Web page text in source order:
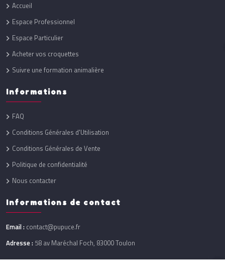
Accueil
Espace Professionnel
Espace Particulier
Acheter vos croquettes
Suivre une formation animalière
Informations
FAQ
Conditions Générales d'Utilisation
Conditions Générales de Vente
Politique de confidentialité
Nous contacter
Informations de contact
Email : contact@pupuce.fr
Adresse : 58 av Maréchal Foch, 83000 Toulon